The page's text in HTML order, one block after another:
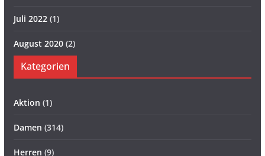
Juli 2022(1)
August 2020(2)
Kategorien
Aktion (1)
Damen (314)
Herren (9)